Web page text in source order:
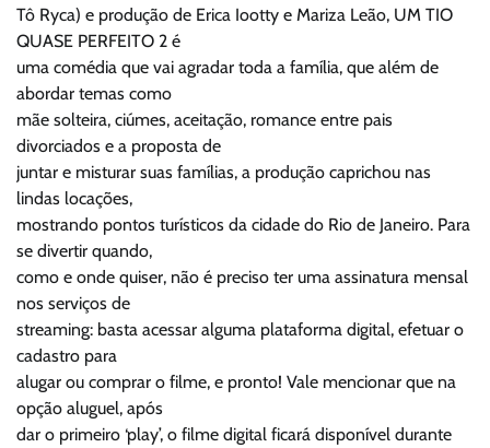
Tô Ryca) e produção de Erica Iootty e Mariza Leão, UM TIO
QUASE PERFEITO 2 é
uma comédia que vai agradar toda a família, que além de
abordar temas como
mãe solteira, ciúmes, aceitação, romance entre pais
divorciados e a proposta de
juntar e misturar suas famílias, a produção caprichou nas
lindas locações,
mostrando pontos turísticos da cidade do Rio de Janeiro. Para
se divertir quando,
como e onde quiser, não é preciso ter uma assinatura mensal
nos serviços de
streaming: basta acessar alguma plataforma digital, efetuar o
cadastro para
alugar ou comprar o filme, e pronto! Vale mencionar que na
opção aluguel, após
dar o primeiro ‘play’, o filme digital ficará disponível durante